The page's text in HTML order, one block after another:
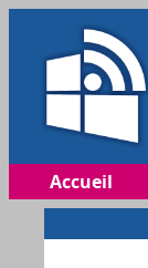
Accueil